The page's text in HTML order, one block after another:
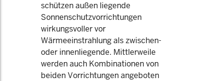
schützen außen liegende
Sonnenschutzvorrichtungen
wirkungsvoller vor
Wärmeeinstrahlung als zwischen-
oder innenliegende. Mittlerweile
werden auch Kombinationen von
beiden Vorrichtungen angeboten